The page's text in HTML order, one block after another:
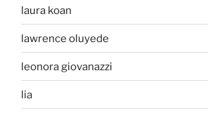
laura koan
lawrence oluyede
leonora giovanazzi
lia